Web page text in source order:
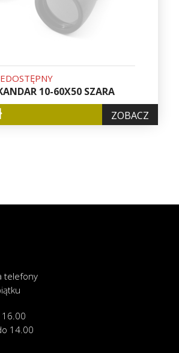
10-60X50 SZARA
ZOBACZ
telefony
14.00